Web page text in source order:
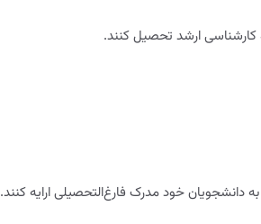
کارشناسی ارشد تحصیل کنند.
خود مدرک فارغ‌التحصیلی ارایه کنند.